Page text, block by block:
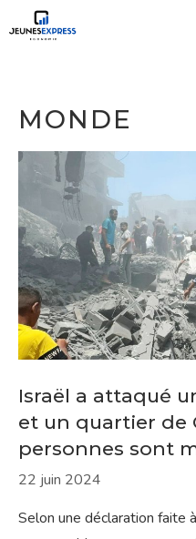
au
MONDE
Israël a attaqué
et un quartier de
personnes sont
22 juin 2024
Selon une déclaration faite